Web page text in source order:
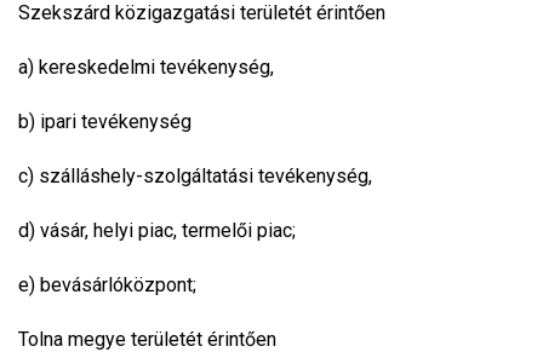
Szekszárd közigazgatási területét érintően
a) kereskedelmi tevékenység,
b) ipari tevékenység
c) szálláshely-szolgáltatási tevékenység,
d) vásár, helyi piac, termelői piac;
e) bevásárlóközpont;
Tolna megye területét érintően